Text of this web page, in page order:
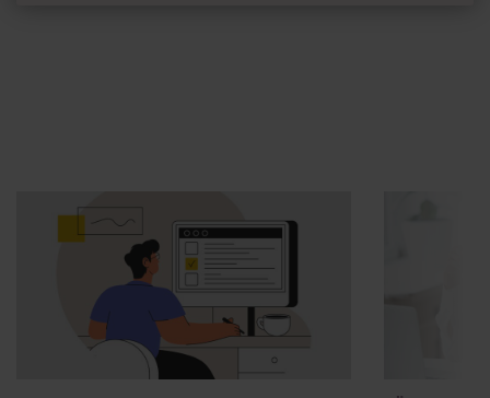
Annonssamarbete:
Chef + Winningtemp
Delta i Chefbarometern 2026